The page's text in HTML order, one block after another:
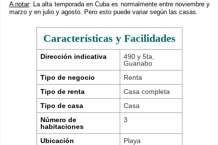
A notar: La alta temporada en Cuba es normalmente entre noviembre y
marzo y en julio y agosto. Pero esto puede variar según las casas.
Características y Facilidades
Dirección indicativa
490 y 5ta,
Guanabo
Tipo de negocio
Renta
Tipo de renta
Casa completa
Tipo de casa
Casa
Número de
habitaciones
3
Ubicación
Playa